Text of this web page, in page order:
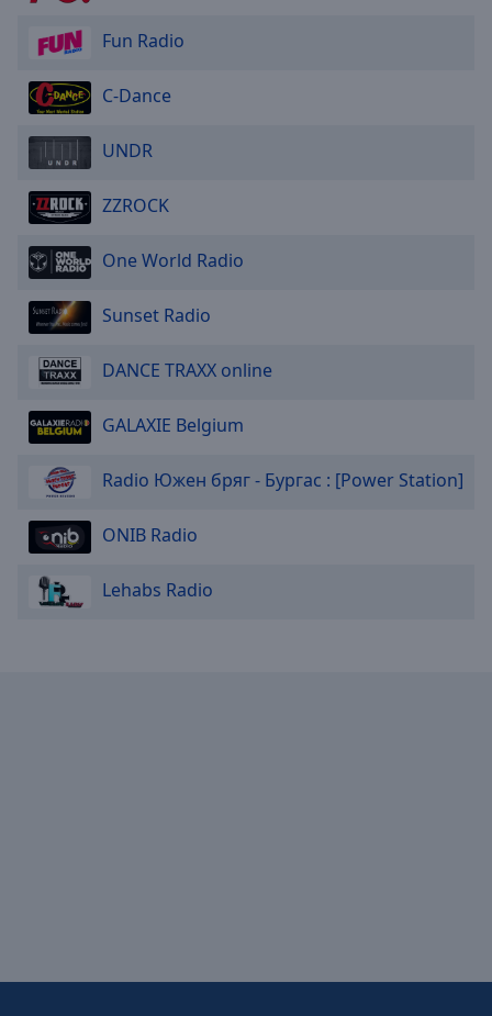
Fun Radio
C-Dance
UNDR
ZZROCK
One World Radio
Sunset Radio
DANCE TRAXX online
GALAXIE Belgium
Radio Южен бряг - Бургас : [Power Station]
ONIB Radio
Lehabs Radio